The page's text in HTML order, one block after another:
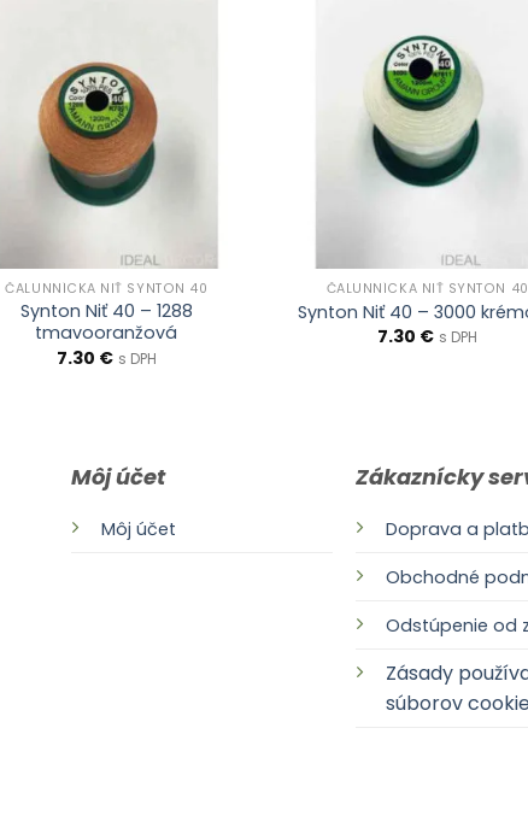
ČALUNNÍCKA NIŤ SYNTON 40
Synton Niť 40 – 1288
tmavooranžová
7.30 € s DPH
ČALUNNÍCKA NIŤ SYNTON 40
Synton Niť 40 – 3000
7.30 € s DPH
Môj účet
Môj účet
Zákaznícky
Doprava a
Obchodné
Odstúpenie od
Zásady
súborov